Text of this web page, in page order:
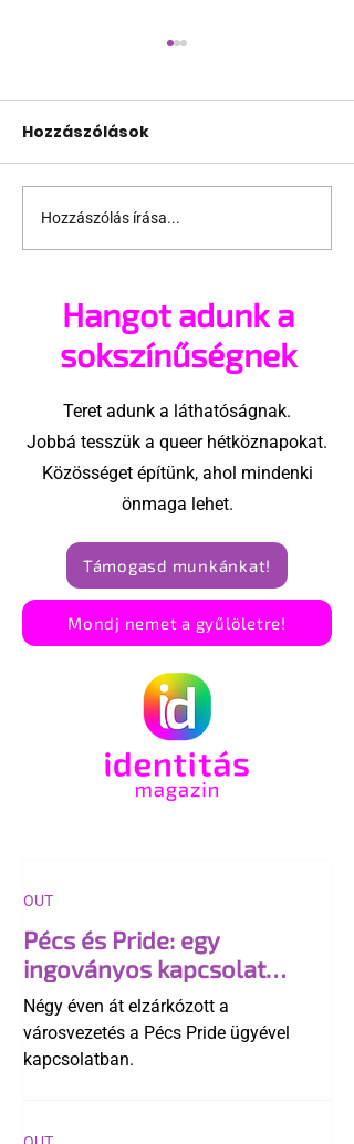
Három meleg apa és
egy bébi
Hozzászólások
Hozzászólás írása...
Hangot adunk a
sokszínűségnek
Teret adunk a láthatóságnak.
Jobbá tesszük a queer hétköznapokat.
Közösséget építünk, ahol mindenki
önmaga lehet.
Támogasd munkánkat!
Mondj nemet a gyűlöletre!
Pécs és Pride: egy
ingoványos kapcsolat
története
Négy éven át elzárkózott a
városvezetés a Pécs Pride ügyével
kapcsolatban.
OUT